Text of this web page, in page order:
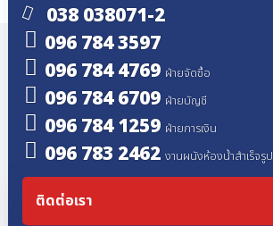
038 038071-2
096 784 3597
096 784 4769 ฝ่ายจัดซื้อ
096 784 6709 ฝ่ายบัญชี
096 784 1259 ฝ่ายการเงิน
096 783 2462 งานผนังห้องน้ำสำเร็จรูป
ติดต่อเรา